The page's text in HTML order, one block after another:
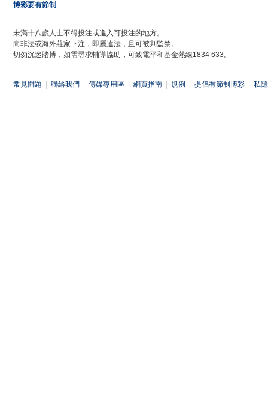
博彩要有節制
未滿十八歲人士不得投注或進入可投注的地方。
向非法或海外莊家下注，即屬違法，且可被判監禁。
切勿沉迷賭博，如需尋求輔導協助，可致電平和基金熱線1834 633。
常見問題 聯絡我們 傳媒專用區 網頁指南 規例 提倡有節制博彩 私